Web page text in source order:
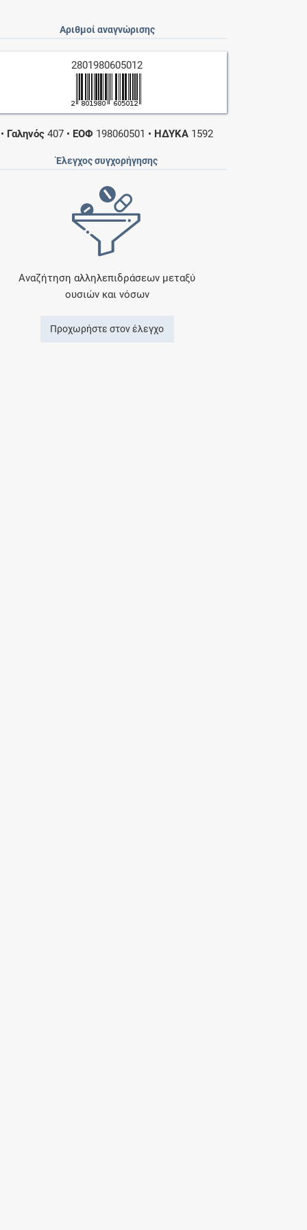
Αριθμοί αναγνώρισης
2801980605012
• Γαληνός 407 • ΕΟΦ 198060501 • ΗΔΥΚΑ 1592
Έλεγχος συγχορήγησης
Αναζήτηση αλληλεπιδράσεων μεταξύ
ουσιών και νόσων
Προχωρήστε στον έλεγχο